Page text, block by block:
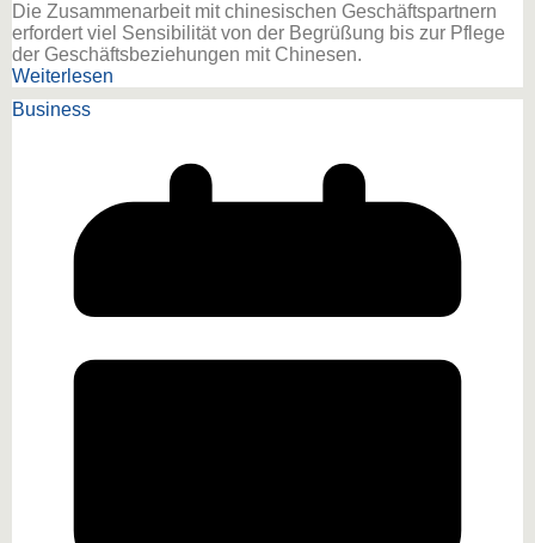
Die Zusammenarbeit mit chinesischen Geschäftspartnern
erfordert viel Sensibilität von der Begrüßung bis zur Pflege
der Geschäftsbeziehungen mit Chinesen.
Weiterlesen
Business